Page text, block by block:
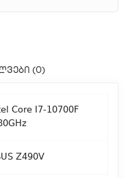
თავად
(0)
Core I7-10700F
Z490V